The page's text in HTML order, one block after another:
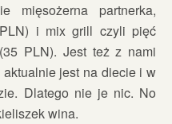
mięsożerna partnerka,
i mix grill czyli pięć
PLN). Jest też z nami
jest na diecie i w
Dlatego nie je nic. No
wina.